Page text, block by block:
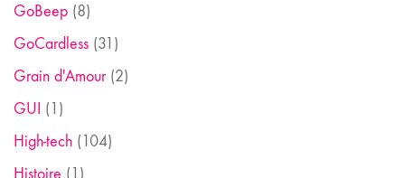
GoBeep (8)
GoCardless (31)
Grain d'Amour(2)
GUI (1)
High-tech (104)
Histoire (1)